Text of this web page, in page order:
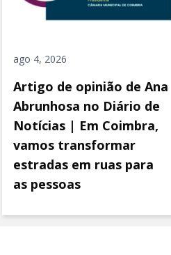
ago 4, 2026
Artigo de opinião de Ana
Abrunhosa no Diário de
Notícias | Em Coimbra,
vamos transformar
estradas em ruas para
as pessoas